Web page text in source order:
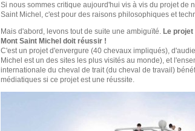
Si nous sommes critique aujourd'hui vis à vis du projet de
Saint Michel, c'est pour des raisons philosophiques et
Mais d'abord, levons tout de suite une ambiguïté. Le
Mont Saint Michel doit réussir !
C'est un projet d'envergure (40 chevaux impliqués),
Michel est un des sites les plus visités au monde), et
internationale du cheval de trait (du cheval de travail)
médiatiques si ce projet est une réussite.